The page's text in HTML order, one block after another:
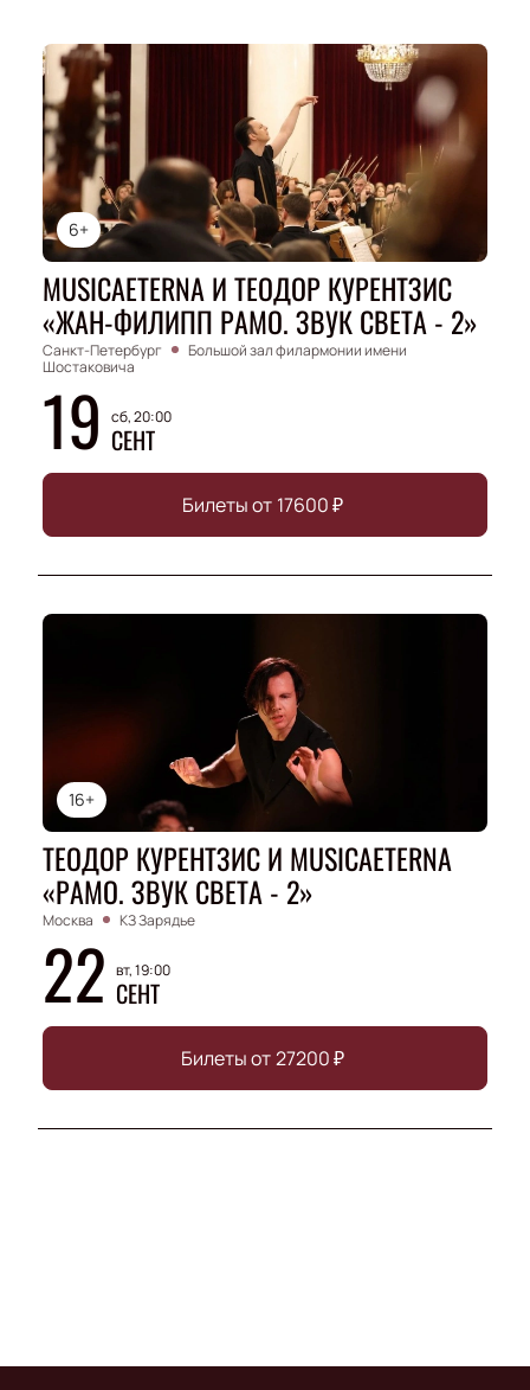
6+
MUSICAETERNA И ТЕОДОР КУРЕНТЗИС
«ЖАН-ФИЛИПП РАМО. ЗВУК СВЕТА - 2»
Санкт-Петербург
Большой зал филармонии имени
Шостаковича
19 сб, 20:00
СЕНТ
Билеты от 17600₽
16+
ТЕОДОР КУРЕНТЗИС И MUSICAETERNA
«РАМО. ЗВУК СВЕТА - 2»
Москва КЗ Зарядье
22 вт, 19:00
СЕНТ
Билеты от27200₽